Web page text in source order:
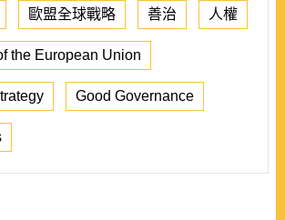
歐盟全球戰略 善治 人權
the European Union
Good Governance